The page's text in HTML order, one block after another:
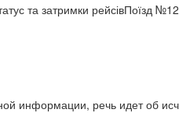
та затримки рейсівПоїзд
информации, речь идет об